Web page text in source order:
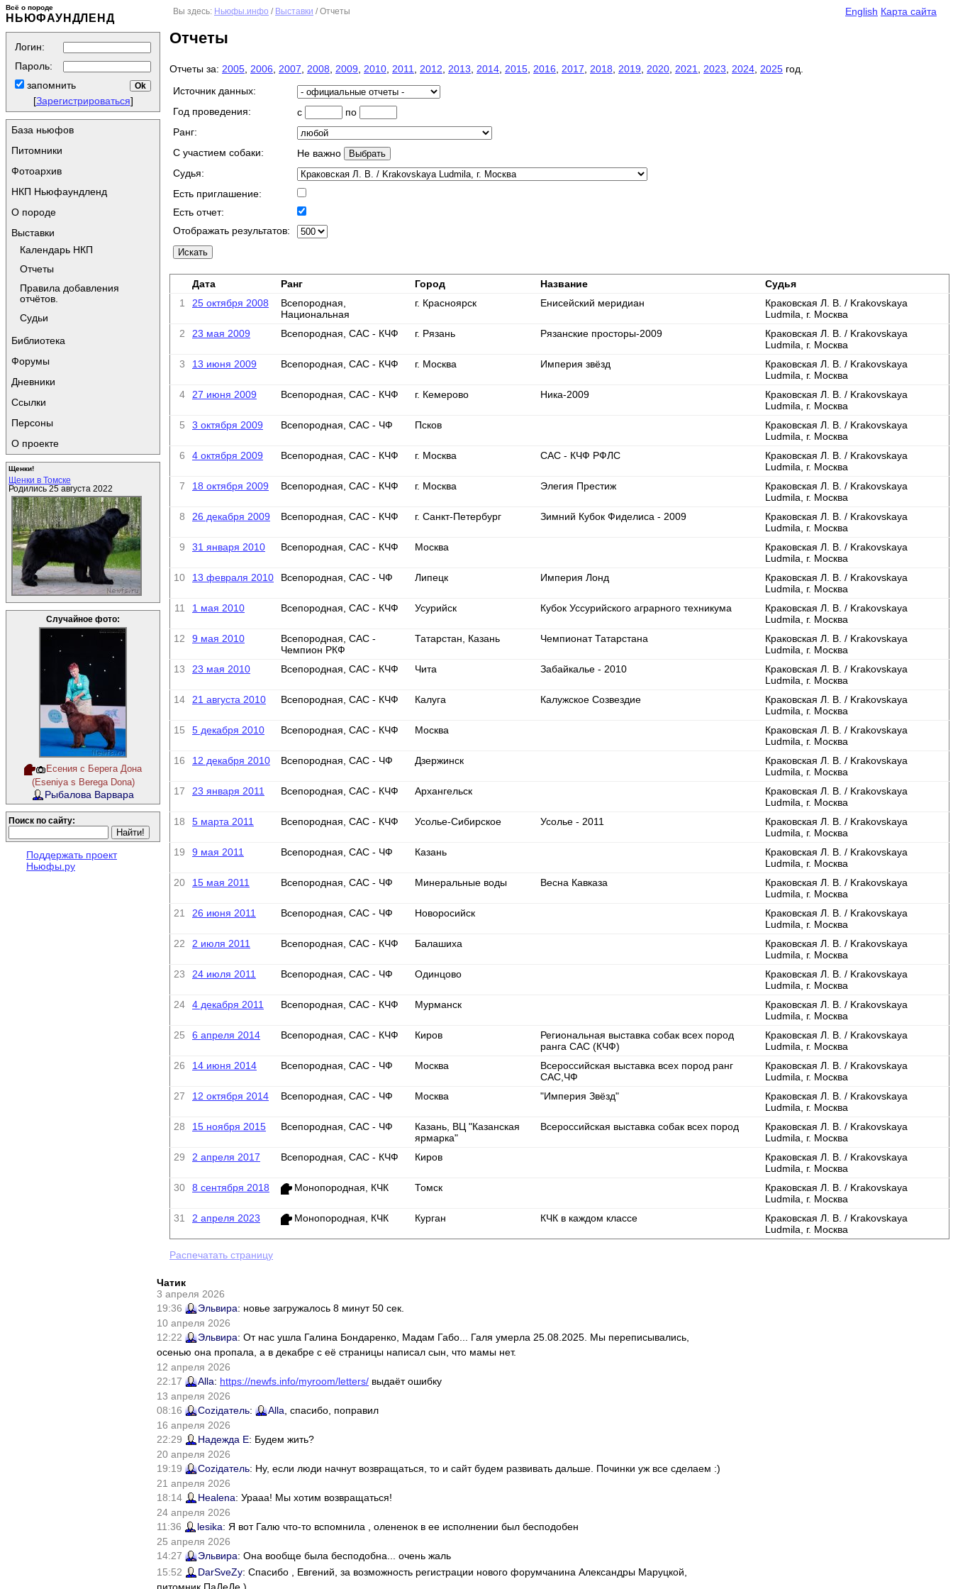
Всё о породе
НЬЮФАУНДЛЕНД
Логин:
Пароль:
запомнить
[Зарегистрироваться]
База ньюфов
Питомники
Фотоархив
НКП Ньюфаундленд
О породе
Выставки
Календарь НКП
Отчеты
Правила добавления
отчётов.
Судьи
Библиотека
Форумы
Дневники
Ссылки
Персоны
О проекте
Щенки!
Щенки в Томске
Родились 25 августа 2022
Случайное фото:
Есения с Берега Дона
(Eseniya s Berega Dona)
Рыбалова Варвара
Поиск по сайту:
Поддержать проект
Ньюфы.ру
English Карта сайта
Вы здесь: Ньюфы.инфо / Выставки / Отчеты
Отчеты
Отчеты за: 2005 2006 2007 2008 2009 2010 2011 2012 2013 2014 2015 2016 2017 2018 2019 2020 2021 2023 2024 2025 год.
Источник данных:
Год проведения:
с
по
Ранг:
C участием собаки:
Не важно
Судья:
Есть приглашение:
Есть отчет:
Отображать результатов:
Дата Ранг Город Название
Судья
1
25 октября 2008
Всепородная,
Национальная
г. Красноярск Енисейский меридиан
Краковская Л. В. / Krakovskaya
Ludmila, г. Москва
2
23 мая 2009 Всепородная, САС - КЧФ г. Рязань Рязанские просторы-2009
Краковская Л. В. / Krakovskaya
Ludmila, г. Москва
3
13 июня 2009 Всепородная, САС - КЧФ г. Москва Империя звёзд
Краковская Л. В. / Krakovskaya
Ludmila, г. Москва
4
27 июня 2009 Всепородная, САС - КЧФ г. Кемерово Ника-2009
Краковская Л. В. / Krakovskaya
Ludmila, г. Москва
5
3 октября 2009 Всепородная, САС - ЧФ Псков
Краковская Л. В. / Krakovskaya
Ludmila, г. Москва
6
4 октября 2009 Всепородная, САС - КЧФ г. Москва САС - КЧФ РФЛС
Краковская Л. В. / Krakovskaya
Ludmila, г. Москва
7
18 октября 2009 Всепородная, САС - КЧФ г. Москва Элегия Престиж
Краковская Л. В. / Krakovskaya
Ludmila, г. Москва
8
26 декабря 2009 Всепородная, САС - КЧФ г. Санкт-Петербург Зимний Кубок Фиделиса - 2009
Краковская Л. В. / Krakovskaya
Ludmila, г. Москва
9
31 января 2010 Всепородная, САС - КЧФ Москва
Краковская Л. В. / Krakovskaya
Ludmila, г. Москва
10
13 февраля 2010 Всепородная, САС - ЧФ Липецк Империя Лонд
Краковская Л. В. / Krakovskaya
Ludmila, г. Москва
11
1 мая 2010 Всепородная, САС - КЧФ Усурийск Кубок Уссурийского аграрного техникума
Краковская Л. В. / Krakovskaya
Ludmila, г. Москва
12
9 мая 2010
Всепородная, САС -
Чемпион РКФ
Татарстан, Казань Чемпионат Татарстана
Краковская Л. В. / Krakovskaya
Ludmila, г. Москва
13
23 мая 2010 Всепородная, САС - КЧФ Чита Забайкалье - 2010
Краковская Л. В. / Krakovskaya
Ludmila, г. Москва
14
21 августа 2010 Всепородная, САС - КЧФ Калуга Калужское Созвездие
Краковская Л. В. / Krakovskaya
Ludmila, г. Москва
15
5 декабря 2010 Всепородная, САС - КЧФ Москва
Краковская Л. В. / Krakovskaya
Ludmila, г. Москва
16
12 декабря 2010 Всепородная, САС - ЧФ Дзержинск
Краковская Л. В. / Krakovskaya
Ludmila, г. Москва
17
23 января 2011 Всепородная, САС - КЧФ Архангельск
Краковская Л. В. / Krakovskaya
Ludmila, г. Москва
18
5 марта 2011 Всепородная, САС - КЧФ Усолье-Сибирское Усолье - 2011
Краковская Л. В. / Krakovskaya
Ludmila, г. Москва
19
9 мая 2011 Всепородная, САС - ЧФ Казань
Краковская Л. В. / Krakovskaya
Ludmila, г. Москва
20
15 мая 2011 Всепородная, САС - ЧФ Минеральные воды Весна Кавказа
Краковская Л. В. / Krakovskaya
Ludmila, г. Москва
21
26 июня 2011 Всепородная, САС - ЧФ Новоросийск
Краковская Л. В. / Krakovskaya
Ludmila, г. Москва
22
2 июля 2011 Всепородная, САС - КЧФ Балашиха
Краковская Л. В. / Krakovskaya
Ludmila, г. Москва
23
24 июля 2011 Всепородная, САС - ЧФ Одинцово
Краковская Л. В. / Krakovskaya
Ludmila, г. Москва
24
4 декабря 2011 Всепородная, САС - КЧФ Мурманск
Краковская Л. В. / Krakovskaya
Ludmila, г. Москва
25
6 апреля 2014 Всепородная, САС - КЧФ Киров
Региональная выставка собак всех пород
ранга САС (КЧФ)
Краковская Л. В. / Krakovskaya
Ludmila, г. Москва
26
14 июня 2014 Всепородная, САС - ЧФ Москва
Всероссийская выставка всех пород ранг
САС,ЧФ
Краковская Л. В. / Krakovskaya
Ludmila, г. Москва
27
12 октября 2014 Всепородная, САС - ЧФ Москва "Империя Звёзд"
Краковская Л. В. / Krakovskaya
Ludmila, г. Москва
28
15 ноября 2015 Всепородная, САС - ЧФ
Казань, ВЦ "Казанская
ярмарка"
Всероссийская выставка собак всех пород
Краковская Л. В. / Krakovskaya
Ludmila, г. Москва
29
2 апреля 2017 Всепородная, САС - КЧФ Киров
Краковская Л. В. / Krakovskaya
Ludmila, г. Москва
30
8 сентября 2018 Монопородная, КЧК Томск
Краковская Л. В. / Krakovskaya
Ludmila, г. Москва
31
2 апреля 2023 Монопородная, КЧК Курган КЧК в каждом классе
Краковская Л. В. / Krakovskaya
Ludmila, г. Москва
Распечатать страницу
Чатик
3 апреля 2026
19:36
Эльвира: новье загружалось 8 минут 50 сек.
10 апреля 2026
12:22
Эльвира: От нас ушла Галина Бондаренко, Мадам Габо... Галя умерла 25.08.2025. Мы переписывались,
осенью она пропала, а в декабре с её страницы написал сын, что мамы нет.
12 апреля 2026
22:17
Alla: https://newfs.info/myroom/letters/ выдаёт ошибку
13 апреля 2026
08:16
Соziдатель: Alla , спасибо, поправил
16 апреля 2026
22:29
Надежда Е: Будем жить?
20 апреля 2026
19:19
Соziдатель: Ну, если люди начнут возвращаться, то и сайт будем развивать дальше. Починки уж все сделаем :)
21 апреля 2026
18:14
Healena: Урааа! Мы хотим возвращаться!
24 апреля 2026
11:36
lesika: Я вот Галю что-то вспомнила , олененок в ее исполнении был бесподобен
25 апреля 2026
14:27
Эльвира: Она вообще была бесподобна... очень жаль
15:52
DarSveZy: Спасибо , Евгений, за возможность регистрации нового форумчанина Александры Маруцкой,